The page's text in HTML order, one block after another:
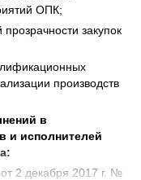
ОПК;
закупок
производств
в
и исполнителей
2 декабря 2017 г. №